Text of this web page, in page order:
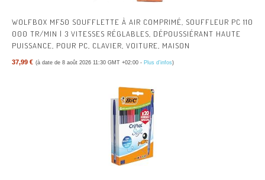
WOLFBOX MF50 SOUFFLETTE À AIR COMPRIMÉ, SOUFFLEUR PC 110
000 TR/MIN | 3 VITESSES RÉGLABLES, DÉPOUSSIÉRANT HAUTE
PUISSANCE, POUR PC, CLAVIER, VOITURE, MAISON
37,99 € (à date de 8 août 2026 11:30 GMT +02:00 - Plus d’infos)